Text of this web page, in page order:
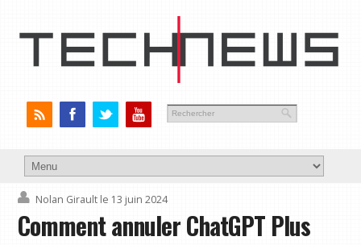
Nolan Girault le 13 juin 2024
Comment annuler ChatGPT Plus